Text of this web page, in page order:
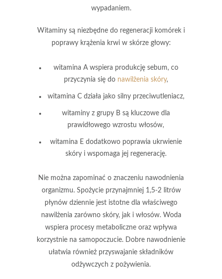
wypadaniem.
Witaminy są niezbędne do regeneracji komórek i
poprawy krążenia krwi w skórze głowy:
witamina A wspiera produkcję sebum, co
przyczynia się do nawilżenia skóry,
witamina C działa jako silny przeciwutleniacz,
witaminy z grupy B są kluczowe dla
prawidłowego wzrostu włosów,
witamina E dodatkowo poprawia ukrwienie
skóry i wspomaga jej regenerację.
Nie można zapominać o znaczeniu nawodnienia
organizmu. Spożycie przynajmniej 1,5-2 litrów
płynów dziennie jest istotne dla właściwego
nawilżenia zarówno skóry, jak i włosów. Woda
wspiera procesy metaboliczne oraz wpływa
korzystnie na samopoczucie. Dobre nawodnienie
ułatwia również przyswajanie składników
odżywczych z pożywienia.